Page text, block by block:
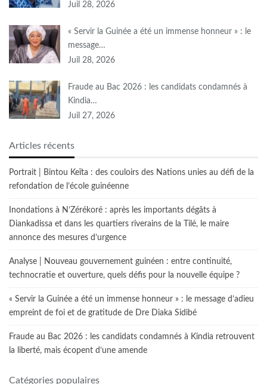
Juil 28, 2026
« Servir la Guinée a été un immense honneur » : le
message…
Juil 28, 2026
Fraude au Bac 2026 : les candidats condamnés à
Kindia…
Juil 27, 2026
Articles récents
Portrait | Bintou Keïta : des couloirs des Nations unies au défi de la
refondation de l’école guinéenne
Inondations à N’Zérékoré : après les importants dégâts à
Diankadissa et dans les quartiers riverains de la Tilé, le maire
annonce des mesures d’urgence
Analyse | Nouveau gouvernement guinéen : entre continuité,
technocratie et ouverture, quels défis pour la nouvelle équipe ?
« Servir la Guinée a été un immense honneur » : le message d’adieu
empreint de foi et de gratitude de Dre Diaka Sidibé
Fraude au Bac 2026 : les candidats condamnés à Kindia retrouvent
la liberté, mais écopent d’une amende
Catégories populaires